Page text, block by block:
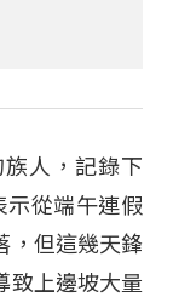
人，記錄下
示從端午連假
，但這幾天鋒
致上邊坡大量